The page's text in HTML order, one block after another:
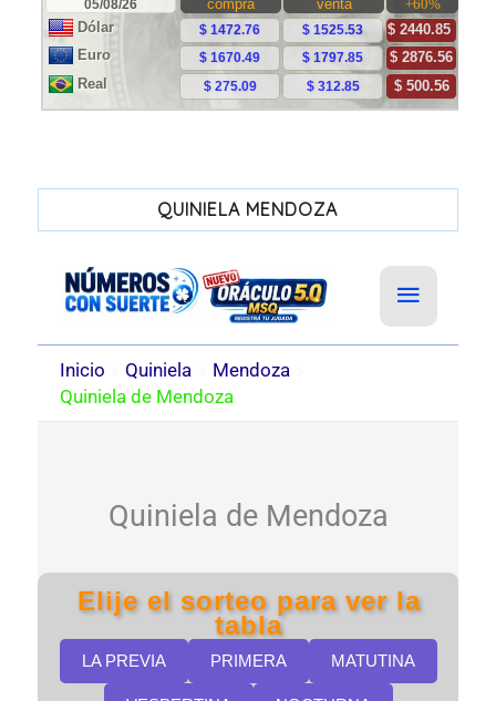
QUINIELA MENDOZA